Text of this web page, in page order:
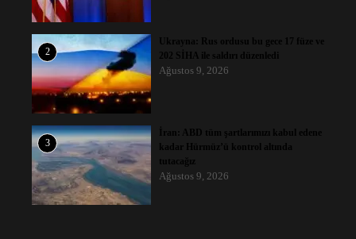
2
Ukrayna: Rus ordusu bu gece 17 füze ve
202 SİHA ile saldırı düzenledi
Ağustos 9, 2026
3
İran: ABD tüm şartlarımızı kabul edene
kadar Hürmüz’ü kontrol altında
tutacağız
Ağustos 9, 2026